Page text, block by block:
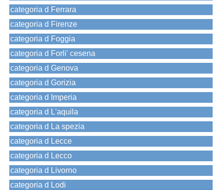
categoria d Ferrara
categoria d Firenze
categoria d Foggia
categoria d Forli' cesena
categoria d Genova
categoria d Gorizia
categoria d Imperia
categoria d L'aquila
categoria d La spezia
categoria d Lecce
categoria d Lecco
categoria d Livorno
categoria d Lodi